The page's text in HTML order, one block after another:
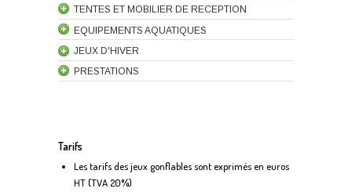
TENTES ET MOBILIER DE RECEPTION
EQUIPEMENTS AQUATIQUES
JEUX D'HIVER
PRESTATIONS
Tarifs
Les tarifs des jeux gonflables sont exprimés en euros
HT (TVA 20%)